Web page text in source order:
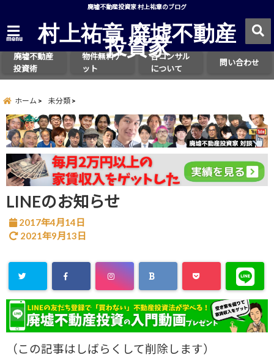
廃墟不動産投資家 村上祐章のブログ
menu 村上祐章 廃墟不動産
投資家
廃墟不動産
投資術
物件無料ゲ
ット
各コンサル
について
問い合わせ
ホーム 未分類
LINEのお知らせ
2017年4月14日
2021年9月13日
（この記事はしばらくして削除します）